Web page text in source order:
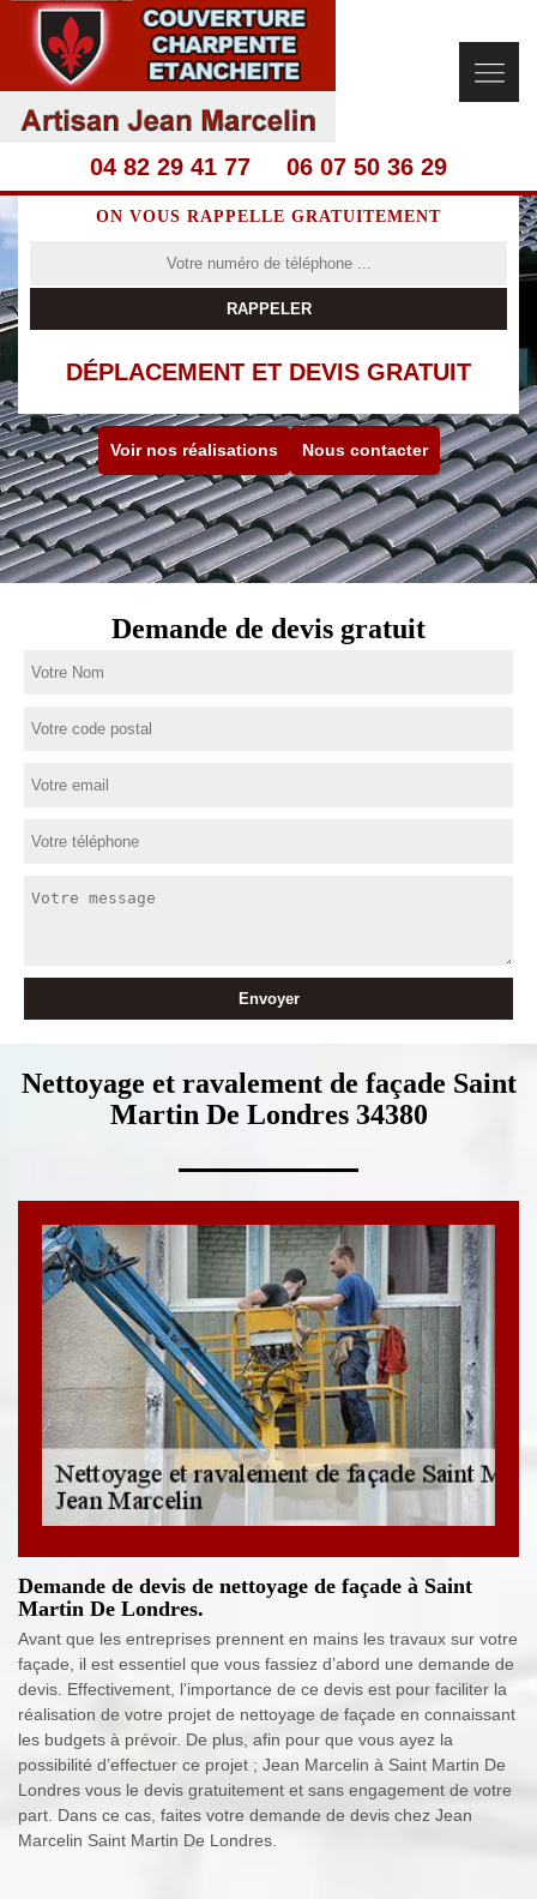
04 82 29 41 77 06 07 50 36 29
ON VOUS RAPPELLE GRATUITEMENT
DÉPLACEMENT ET DEVIS GRATUIT
Voir nos réalisations Nous contacter
Demande de devis gratuit
Nettoyage et ravalement de façade Saint
Martin De Londres 34380
Demande de devis de nettoyage de façade à Saint
Martin De Londres.
Avant que les entreprises prennent en mains les travaux sur votre
façade, il est essentiel que vous fassiez d’abord une demande de
devis. Effectivement, l’importance de ce devis est pour faciliter la
réalisation de votre projet de nettoyage de façade en connaissant
les budgets à prévoir. De plus, afin pour que vous ayez la
possibilité d’effectuer ce projet ; Jean Marcelin à Saint Martin De
Londres vous le devis gratuitement et sans engagement de votre
part. Dans ce cas, faites votre demande de devis chez Jean
Marcelin Saint Martin De Londres.